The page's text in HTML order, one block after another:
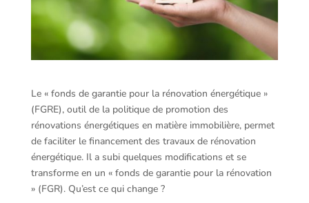
Le « fonds de garantie pour la rénovation énergétique »
(FGRE), outil de la politique de promotion des
rénovations énergétiques en matière immobilière, permet
de faciliter le financement des travaux de rénovation
énergétique. Il a subi quelques modifications et se
transforme en un « fonds de garantie pour la rénovation
» (FGR). Qu’est ce qui change ?